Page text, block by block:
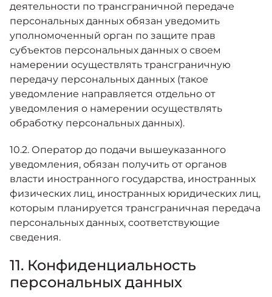
деятельности по трансграничной передаче
персональных данных обязан уведомить
уполномоченный орган по защите прав
субъектов персональных данных о своем
намерении осуществлять трансграничную
передачу персональных данных (такое
уведомление направляется отдельно от
уведомления о намерении осуществлять
обработку персональных данных).
10.2. Оператор до подачи вышеуказанного
уведомления, обязан получить от органов
власти иностранного государства, иностранных
физических лиц, иностранных юридических лиц,
которым планируется трансграничная передача
персональных данных, соответствующие
сведения.
11. Конфиденциальность
персональных данных